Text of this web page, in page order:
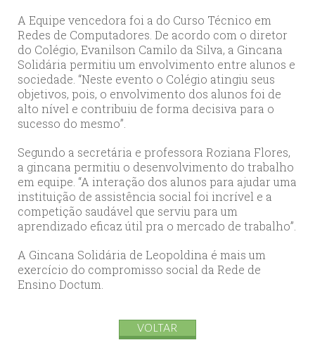
A Equipe vencedora foi a do Curso Técnico em
Redes de Computadores. De acordo com o diretor
do Colégio, Evanilson Camilo da Silva, a Gincana
Solidária permitiu um envolvimento entre alunos e
sociedade. “Neste evento o Colégio atingiu seus
objetivos, pois, o envolvimento dos alunos foi de
alto nível e contribuiu de forma decisiva para o
sucesso do mesmo”.
Segundo a secretária e professora Roziana Flores,
a gincana permitiu o desenvolvimento do trabalho
em equipe. “A interação dos alunos para ajudar uma
instituição de assistência social foi incrível e a
competição saudável que serviu para um
aprendizado eficaz útil pra o mercado de trabalho”.
A Gincana Solidária de Leopoldina é mais um
exercício do compromisso social da Rede de
Ensino Doctum.
VOLTAR